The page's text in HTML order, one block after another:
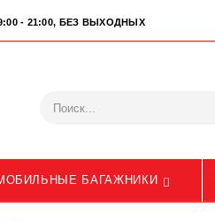
- 21:00, БЕЗ ВЫХОДНЫХ
БАГАЖНИКИ